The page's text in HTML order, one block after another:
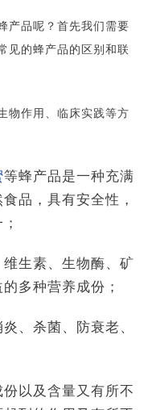
产品呢？首先我们需要
见的蜂产品的区别和联
物作用、临床实践等方
等蜂产品是一种充满
品，具有安全性，
生素、生物酶、矿
多种营养成份；
、杀菌、防衰老、
以及含量又有所不